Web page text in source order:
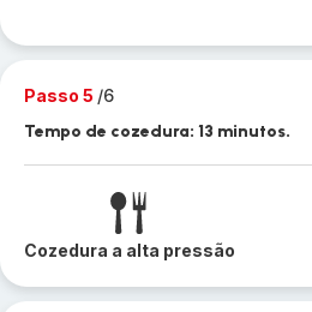
Passo 5 /6
Tempo de cozedura: 13 minutos.
Cozedura a alta pressão